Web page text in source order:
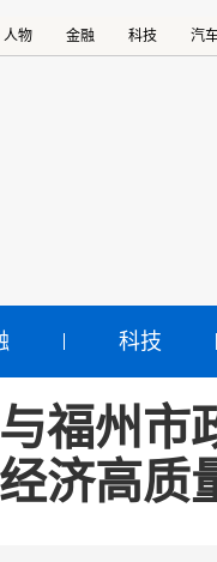
人物 金融 科技 汽
科技
福州市
济高质